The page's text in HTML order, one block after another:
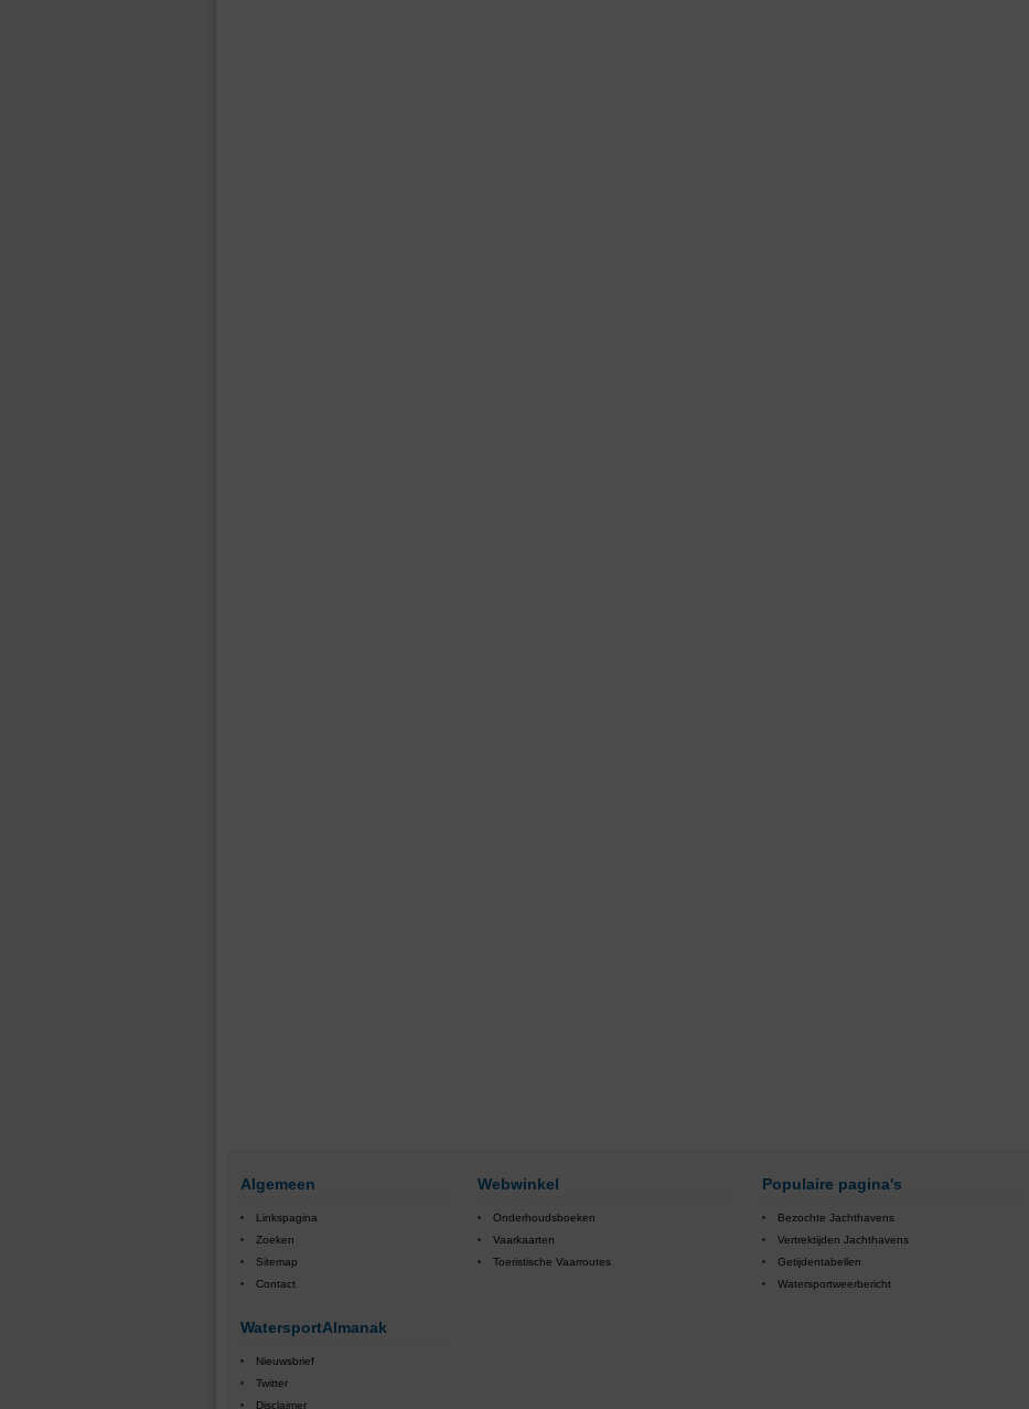
Algemeen
Linkspagina
Zoeken
Sitemap
Contact
WatersportAlmanak
Nieuwsbrief
Twitter
Disclaimer
Webwinkel
Onderhoudsboeken
Vaarkaarten
Toeristische Vaarroutes
Populaire pagina's
Bezochte Jachthavens
Vertrektijden Jachthavens
Getijdentabellen
Watersportweerbericht